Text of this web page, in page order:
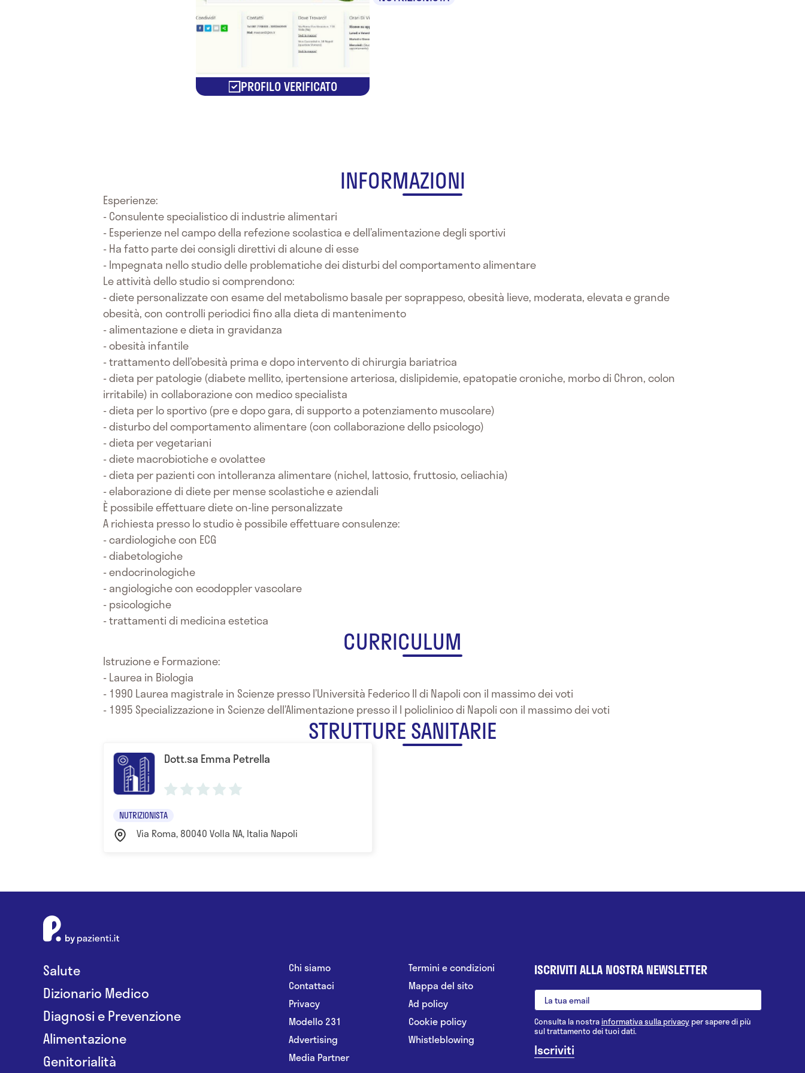
PROFILO VERIFICATO
INFORMAZIONI
Esperienze:
- Consulente specialistico di industrie alimentari
- Esperienze nel campo della refezione scolastica e dell’alimentazione degli sportivi
- Ha fatto parte dei consigli direttivi di alcune di esse
- Impegnata nello studio delle problematiche dei disturbi del comportamento alimentare
Le attività dello studio si comprendono:
- diete personalizzate con esame del metabolismo basale per soprappeso, obesità lieve, moderata, elevata e grande
obesità, con controlli periodici fino alla dieta di mantenimento
- alimentazione e dieta in gravidanza
- obesità infantile
- trattamento dell’obesità prima e dopo intervento di chirurgia bariatrica
- dieta per patologie (diabete mellito, ipertensione arteriosa, dislipidemie, epatopatie croniche, morbo di Chron, colon
irritabile) in collaborazione con medico specialista
- dieta per lo sportivo (pre e dopo gara, di supporto a potenziamento muscolare)
- disturbo del comportamento alimentare (con collaborazione dello psicologo)
- dieta per vegetariani
- diete macrobiotiche e ovolattee
- dieta per pazienti con intolleranza alimentare (nichel, lattosio, fruttosio, celiachia)
- elaborazione di diete per mense scolastiche e aziendali
È possibile effettuare diete on-line personalizzate
A richiesta presso lo studio è possibile effettuare consulenze:
- cardiologiche con ECG
- diabetologiche
- endocrinologiche
- angiologiche con ecodoppler vascolare
- psicologiche
- trattamenti di medicina estetica
CURRICULUM
Istruzione e Formazione:
- Laurea in Biologia
- 1990 Laurea magistrale in Scienze presso l’Università Federico II di Napoli con il massimo dei voti
- 1995 Specializzazione in Scienze dell’Alimentazione presso il I policlinico di Napoli con il massimo dei voti
STRUTTURE SANITARIE
Dott.sa Emma Petrella
NUTRIZIONISTA
Via Roma, 80040 Volla NA, Italia Napoli
Salute
Dizionario Medico
Diagnosi e Prevenzione
Alimentazione
Genitorialità
Chi siamo
Contattaci
Privacy
Modello 231
Advertising
Media Partner
Termini e condizioni
Mappa del sito
Ad policy
Cookie policy
Whistleblowing
ISCRIVITI ALLA NOSTRA NEWSLETTER
Consulta la nostrainformativa sulla privacy per sapere di più
sul trattamento dei tuoi dati.